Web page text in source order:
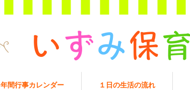
年間行事カレンダー １日の生活の流れ